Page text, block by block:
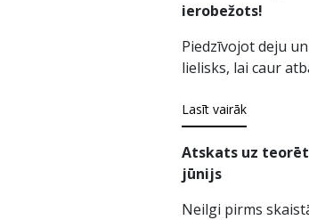
ierobežots!
Piedzīvojot deju
lielisks, lai caur
Lasīt vairāk
Atskats uz
jūnijs
Neilgi pirms